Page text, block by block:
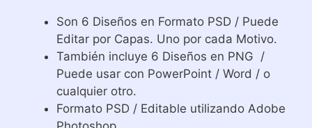
Son 6 Diseños en Formato PSD / Puede
Editar por Capas. Uno por cada Motivo.
También incluye 6 Diseños en PNG /
Puede usar con PowerPoint / Word / o
cualquier otro.
Formato PSD / Editable utilizando Adobe